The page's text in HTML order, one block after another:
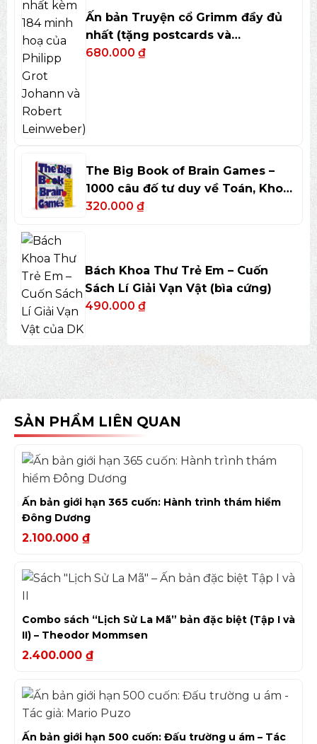
Ấn bản Truyện cổ Grimm đầy đủ
nhất (tặng postcards và
bookmark)
680.000 ₫
The Big Book of Brain Games –
1000 câu đố tư duy về Toán, Khoa
học và Nghệ thuật
320.000 ₫
Bách Khoa Thư Trẻ Em – Cuốn
Sách Lí Giải Vạn Vật (bìa cứng)
490.000 ₫
SẢN PHẨM LIÊN QUAN
Ấn bản giới hạn 365 cuốn: Hành trình thám hiểm
Đông Dương
2.100.000 ₫
Combo sách “Lịch Sử La Mã” bản đặc biệt (Tập I và
II) – Theodor Mommsen
2.400.000 ₫
Ấn bản giới hạn 500 cuốn: Đấu trường u ám – Tác